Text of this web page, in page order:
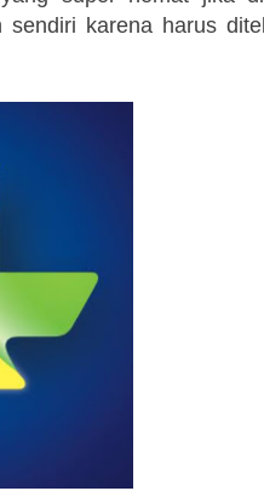
sendiri karena harus